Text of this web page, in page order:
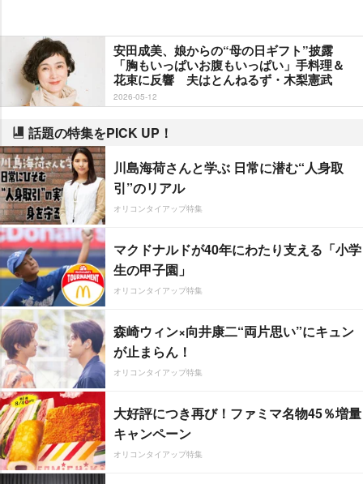
安田成美、娘からの“母の日ギフト”披露
「胸もいっぱいお腹もいっぱい」手料理＆
花束に反響 夫はとんねるず・木梨憲武
2026-05-12
話題の特集をPICK UP！
川島海荷さんと学ぶ 日常に潜む“人身取
引”のリアル
オリコンタイアップ特集
マクドナルドが40年にわたり支える「小学
生の甲子園」
オリコンタイアップ特集
森崎ウィン×向井康二“両片思い”にキュン
が止まらん！
オリコンタイアップ特集
大好評につき再び！ファミマ名物45％増量
キャンペーン
オリコンタイアップ特集